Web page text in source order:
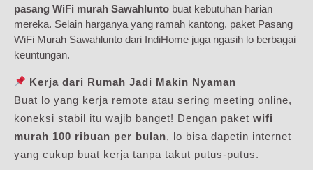
pasang WiFi murah Sawahlunto buat kebutuhan harian
mereka. Selain harganya yang ramah kantong, paket Pasang
WiFi Murah Sawahlunto dari IndiHome juga ngasih lo berbagai
keuntungan.
Kerja dari Rumah Jadi Makin Nyaman
Buat lo yang kerja remote atau sering meeting online,
koneksi stabil itu wajib banget! Dengan paket wifi
murah 100 ribuan per bulan, lo bisa dapetin internet
yang cukup buat kerja tanpa takut putus-putus.